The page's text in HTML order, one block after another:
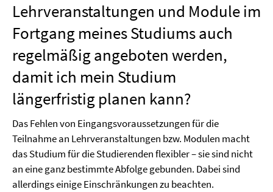
Lehrveranstaltungen und Module im
Fortgang meines Studiums auch
regelmäßig angeboten werden,
damit ich mein Studium
längerfristig planen kann?
Das Fehlen von Eingangsvoraussetzungen für die
Teilnahme an Lehrveranstaltungen bzw. Modulen macht
das Studium für die Studierenden flexibler – sie sind nicht
an eine ganz bestimmte Abfolge gebunden. Dabei sind
allerdings einige Einschränkungen zu beachten.